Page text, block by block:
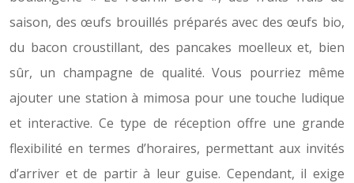
saison, des œufs brouillés préparés avec des œufs bio,
du bacon croustillant, des pancakes moelleux et, bien
sûr, un champagne de qualité. Vous pourriez même
ajouter une station à mimosa pour une touche ludique
et interactive. Ce type de réception offre une grande
flexibilité en termes d’horaires, permettant aux invités
d’arriver et de partir à leur guise. Cependant, il exige